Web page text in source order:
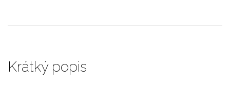
Krátký popis